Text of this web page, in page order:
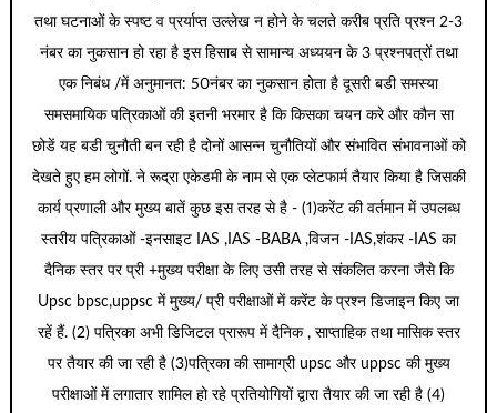
तथा घटनाओं के स्पष्ट व प्रर्याप्त उल्लेख न होने के चलते करीब प्रति प्रश्न 2-3
नंबर का नुकसान हो रहा है इस हिसाब से सामान्य अध्ययन के 3 प्रश्नपत्रों तथा
एक निबंध /में अनुमानत: 50नंबर का नुकसान होता है दूसरी बडी समस्या
समसमायिक पत्रिकाओं की इतनी भरमार है कि किसका चयन करे और कौन सा
छोडें यह बडी चुनौती बन रही है दोनों आसन्न चुनौतियों और संभावित संभावनाओं को
देखते हुए हम लोगों. ने रूद्रा एकेडमी के नाम से एक प्लेटफार्म तैयार किया है जिसकी
कार्य प्रणाली और मुख्य बातें कुछ इस तरह से है - (1)करेंट की वर्तमान में उपलब्ध
स्तरीय पत्रिकाओं -इनसाइट IAS ,IAS -BABA ,विजन -IAS,शंकर -IAS का
दैनिक स्तर पर प्री +मुख्य परीक्षा के लिए उसी तरह से संकलित करना जैसे कि
Upsc bpsc,uppsc में मुख्य/ प्री परीक्षाओं में करेंट के प्रश्न डिजाइन किए जा
रहें हैं. (2) पत्रिका अभी डिजिटल प्रारूप में दैनिक , साप्ताहिक तथा मासिक स्तर
पर तैयार की जा रही है (3)पत्रिका की सामाग्री upsc और uppsc की मुख्य
परीक्षाओं में लगातार शामिल हो रहे प्रतियोगियों द्वारा तैयार की जा रही है (4)